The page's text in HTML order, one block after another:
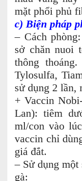
mặt phổi phủ
c) Biện pháp
– Cách
sở chăn nuoi
thông
Tylosulfa,
sử dụng 2 lần,
+ Vaccin
Lan): tiêm
ml/con vào
vaccin chỉ
giá đắt.
– Sử dụng một
gà: